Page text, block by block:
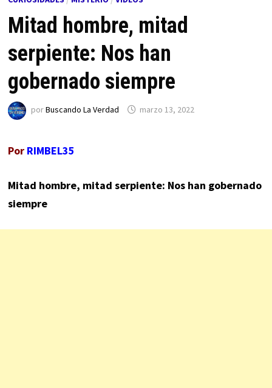
Mitad hombre, mitad
serpiente: Nos han
gobernado siempre
porBuscando La Verdad marzo 13, 2022
Por RIMBEL35
Mitad hombre, mitad serpiente: Nos han gobernado
siempre